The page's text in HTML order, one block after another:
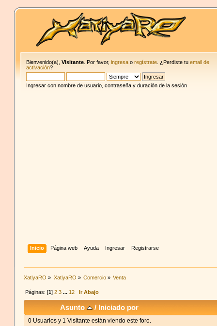
Bienvenido(a),Visitante . Por favor,ingresa oregístrate . ¿Perdiste tuemail de
activación?
Ingresar con nombre de usuario, contraseña y duración de la sesión
Inicio Página web Ayuda Ingresar Registrarse
XatiyaRO » XatiyaRO » Comercio » Venta
Páginas: [1] 2 3 ... 12 Ir Abajo
Asunto / Iniciado por
0 Usuarios y 1 Visitante están viendo este foro.